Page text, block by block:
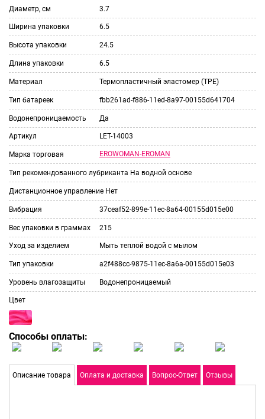
Диаметр, см 3.7
Ширина упаковки 6.5
Высота упаковки 24.5
Длина упаковки 6.5
Материал Термопластичный эластомер (TPE)
Тип батареек fbb261ad-f886-11ed-8a97-00155d641704
Водонепроницаемость Да
Артикул LET-14003
Марка торговая EROWOMAN-EROMAN
Тип рекомендованного лубриканта На водной основе
Дистанционное управление Нет
Вибрация 37ceaf52-899e-11ec-8a64-00155d015e00
Вес упаковки в граммах 215
Уход за изделием Мыть теплой водой с мылом
Тип упаковки a2f488cc-9875-11ec-8a6a-00155d015e03
Уровень влагозащиты Водонепроницаемый
Цвет
Способы оплаты:
Описание товара Оплата и доставка Вопрос-Ответ Отзывы